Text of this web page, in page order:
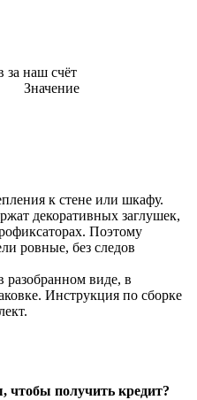
за наш счёт
Значение
к стене или шкафу.
декоративных заглушек,
Поэтому
ровные, без следов
разобранном виде, в
Инструкция по сборке
чтобы получить кредит?